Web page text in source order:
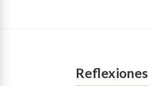
Reflexiones